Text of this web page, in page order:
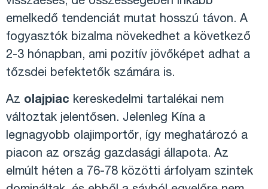
emelkedő tendenciát mutat hosszú távon. A
fogyasztók bizalma növekedhet a következő
2-3 hónapban, ami pozitív jövőképet adhat a
tőzsdei befektetők számára is.
Az olajpiac kereskedelmi tartalékai nem
változtak jelentősen. Jelenleg Kína a
legnagyobb olajimportőr, így meghatározó a
piacon az ország gazdasági állapota. Az
elmúlt héten a 76-78 közötti árfolyam szintek